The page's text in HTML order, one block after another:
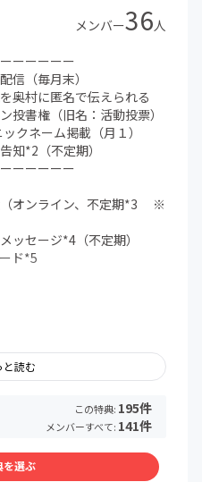
メンバー36人
ーーーーー
信（毎月末）
奥村に匿名で伝えられる
投書権（旧名：活動投票）
クネーム掲載（月１）
知*2（不定期）
ーーーーー
オンライン、不定期*3 ※
ッセージ*4（不定期）
ド*5
い。
ールは公式LINEで配信、
日になることが多いです。
で開催
送りします。
で支援者になっている場合
と読む
この特典: 195件
メンバーすべて: 141件
を選ぶ